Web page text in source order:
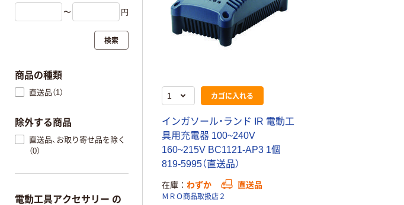
カゴに入れる
インガソール・ランド IR 電動工
具用充電器 100~240V
160~215V BC1121-AP3 1個
819-5995（直送品）
在庫 わずか 直送品
ＭＲＯ商品取扱店２
〜 円
検索
商品の種類
直送品（1）
除外する商品
直送品、お取り寄せ品を除く
（0）
電動工具アクセサリー の